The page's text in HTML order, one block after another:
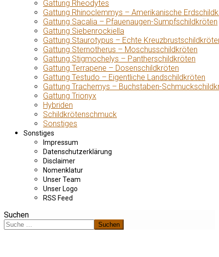
Gattung Rheodytes
Gattung Rhinoclemmys – Amerikanische
Gattung Sacalia – Pfauenaugen-Sumpfschildkröten
Gattung Siebenrockiella
Gattung Staurotypus – Echte
Gattung Sternotherus – Moschusschildkröten
Gattung Stigmochelys – Pantherschildkröten
Gattung Terrapene – Dosenschildkröten
Gattung Testudo – Eigentliche Landschildkröten
Gattung Trachemys – Buchstaben-
Gattung Trionyx
Hybriden
Schildkrötenschmuck
Sonstiges
Sonstiges
Impressum
Datenschutzerklärung
Disclaimer
Nomenklatur
Unser Team
Unser Logo
RSS Feed
Suchen
Suchen